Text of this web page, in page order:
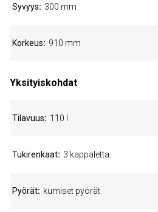
Syvyys 300 mm
Korkeus 910 mm
Yksityiskohdat
Tilavuus 110 l
Tukirenkaat 3 kappaletta
Pyörät kumiset pyörät